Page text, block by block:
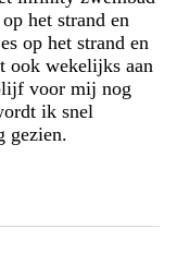
het strand en
op het strand en
ook wekelijks aan
voor mij nog
ik snel
gezien.